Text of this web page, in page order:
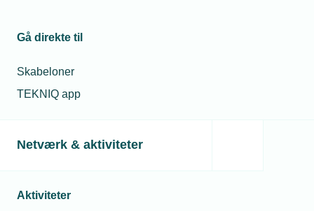
Gå direkte til
Skabeloner
TEKNIQ app
Netværk & aktiviteter
Aktiviteter